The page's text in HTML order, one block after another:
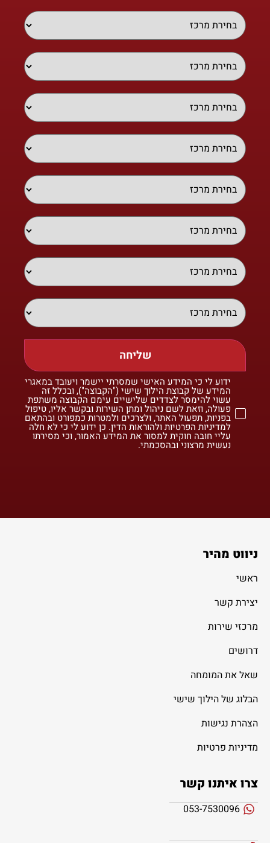
שליחה
ידוע לי כי המידע האישי שמסרתי יישמר ויעובד במאגרי
המידע של קבוצת הילוך שישי ("הקבוצה"), ובכלל זה
עשוי להימסר לצדדים שלישיים עימם הקבוצה משתפת
פעולה, וזאת לשם ניהול ומתן השירות ובקשר אליו, טיפול
בפניות, תפעול האתר, ולצרכים ולמטרות כמפורט ובהתאם
למדיניות הפרטיות ולהוראות הדין. כן ידוע לי כי לא חלה
עליי חובה חוקית למסור את המידע האמור, וכי מסירתו
נעשית מרצוני ובהסכמתי.
ניווט מהיר
ראשי
יצירת קשר
מרכזי שירות
דרושים
שאל את המומחה
הבלוג של הילוך שישי
הצהרת נגישות
מדיניות פרטיות
צרו איתנו קשר
053-7530096